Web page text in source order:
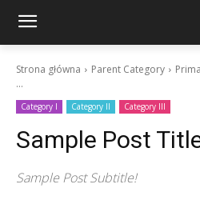
Strona główna Parent Category
...
Category I Category II Category III
Sample Post
Sample Post Subtitle!